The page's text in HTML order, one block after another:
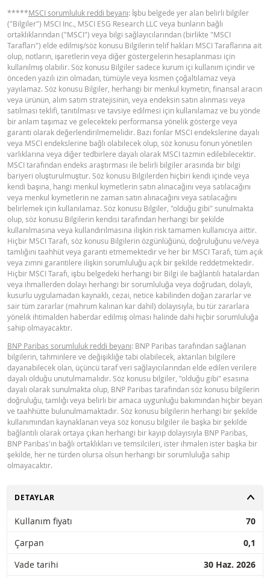
BNPP SPK ONAYLI SERMAYE PIYASASI
ARACI NOTU (15 NISAN 2026 IHRACI) 2
FIYAT BILGISI
Latest Product Quotes
*****MSCI sorumluluk reddi beyanı: İşbu belgede yer alan belirli bilgiler
("Bilgiler") MSCI Inc., MSCI ESG Research LLC veya bunların bağlı
ortaklıklarından ("MSCI") veya bilgi sağlayıcılarından (birlikte "MSCI
Tarafları") elde edilmiş/söz konusu Bilgilerin telif hakları MSCI Taraflarına ait
olup, notların, işaretlerin veya diğer göstergelerin hesaplanması için
kullanılmış olabilir. Söz konusu Bilgiler sadece kurum içi kullanım içindir ve
önceden yazılı izin olmadan, tümüyle veya kısmen çoğaltılamaz veya
yayılamaz. Söz konusu Bilgiler, herhangi bir menkul kıymetin, finansal aracın
veya ürünün, alım satım stratejisinin, veya endeksin satın alınması veya
satılması teklifi, tanıtılması ve tavsiye edilmesi için kullanılamaz ve bu yönde
bir anlam taşımaz ve gelecekteki performansa yönelik gösterge veya
garanti olarak değerlendirilmemelidir. Bazı fonlar MSCI endekslerine dayalı
veya MSCI endekslerine bağlı olabilecek olup, söz konusu fonun yönetilen
varlıklarına veya diğer tedbirlere dayalı olarak MSCI tazmin edilebilecektir.
MSCI tarafından endeks araştırması ile belirli bilgiler arasında bir bilgi
bariyeri oluşturulmuştur. Söz konusu Bilgilerden hiçbiri kendi içinde veya
kendi başına, hangi menkul kıymetlerin satın alınacağını veya satılacağını
veya menkul kıymetlerin ne zaman satın alınacağını veya satılacağını
belirlemek için kullanılamaz. Söz konusu Bilgiler, "olduğu gibi" sunulmakta
olup, söz konusu Bilgilerin kendisi tarafından herhangi bir şekilde
kullanılmasına veya kullandırılmasına ilişkin risk tamamen kullanıcıya aittir.
Hiçbir MSCI Tarafı, söz konusu Bilgilerin özgünlüğünü, doğruluğunu ve/veya
tamlığını taahhüt veya garanti etmemektedir ve her bir MSCI Tarafı, tüm açık
veya zımni garantilere ilişkin sorumluluğu açık bir şekilde reddetmektedir.
Hiçbir MSCI Tarafı, işbu belgedeki herhangi bir Bilgi ile bağlantılı hatalardan
veya ihmallerden dolayı herhangi bir sorumluluğa veya doğrudan, dolaylı,
kusurlu uygulamadan kaynaklı, cezai, netice kabilinden doğan zararlar ve
sair tüm zararlar (mahrum kalınan kar dahil) dolayısıyla, bu tür zararlara
yönelik ihtimalden haberdar edilmiş olması halinde dahi hiçbir sorumluluğa
sahip olmayacaktır.
BNP Paribas sorumluluk reddi beyanı: BNP Paribas tarafından sağlanan
bilgilerin, tahminlere ve değişikliğe tabi olabilecek, aktarılan bilgilere
dayanabilecek olan, üçüncü taraf veri sağlayıcılarından elde edilen verilere
dayalı olduğu unutulmamalıdır. Söz konusu bilgiler, "olduğu gibi" esasına
dayalı olarak sunulmakta olup, BNP Paribas tarafından söz konusu bilgilerin
doğruluğu, tamlığı veya belirli bir amaca uygunluğu bakımından hiçbir beyan
ve taahhütte bulunulmamaktadır. Söz konusu bilgilerin herhangi bir şekilde
kullanımından kaynaklanan veya söz konusu bilgiler ile başka bir şekilde
bağlantılı olarak ortaya çıkan herhangi bir kayıp dolayısıyla BNP Paribas,
BNP Paribas'ın bağlı ortaklıkları ve temsilcileri, ister ihmalen ister başka bir
şekilde, her ne türden olursa olsun herhangi bir sorumluluğa sahip
olmayacaktır.
AÇ
DETAYLAR
Kullanım fiyatı
70
Çarpan
0,1
Vade tarihi
30 Haz. 2026